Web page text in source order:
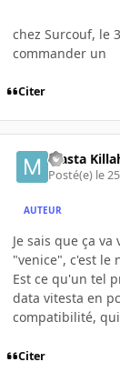
chez Surcouf, le
commander un
Citer
Masta
Posté(e) le
AUTEUR
Je sais que ça
"venice", c'est le
Est ce qu'un tel
data vitesta en
compatibilité,
Citer